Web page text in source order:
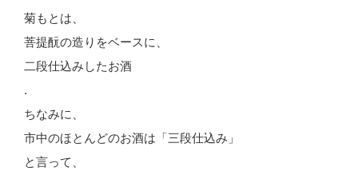
菊もとは、
菩提酛の造りをベースに、
二段仕込みしたお酒
.
ちなみに、
市中のほとんどのお酒は「三段仕込み」
と言って、